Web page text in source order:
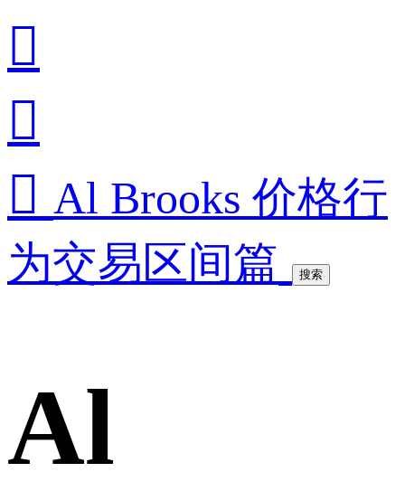


 Al Brooks 价格行
为交易区间篇
搜索
Al